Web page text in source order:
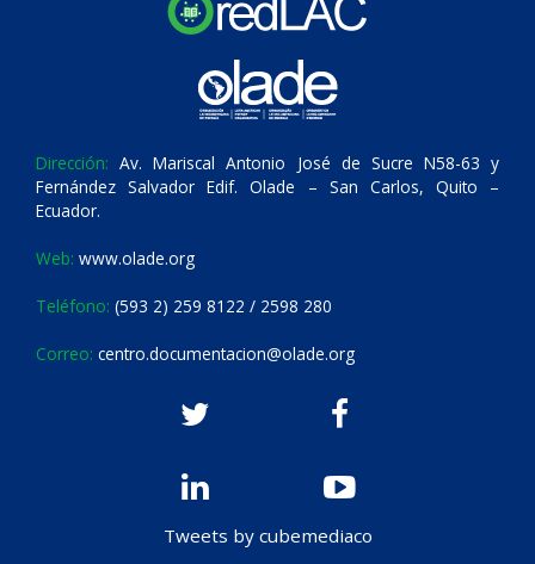
Dirección: Av. Mariscal Antonio José de Sucre N58-63 y
Fernández Salvador Edif. Olade – San Carlos, Quito –
Ecuador.
Web: www.olade.org
Teléfono: (593 2) 259 8122 / 2598 280
Correo: centro.documentacion@olade.org
Tweets by cubemediaco